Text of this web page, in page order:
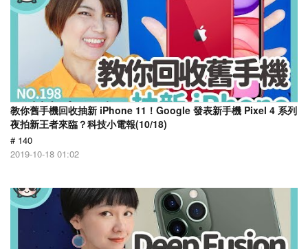
教你舊手機回收抽新 iPhone 11！Google 發表新手機 Pixel 4 系列
夜拍新王者來臨？科技小電報(10/18)
# 140
2019-10-18 01:02